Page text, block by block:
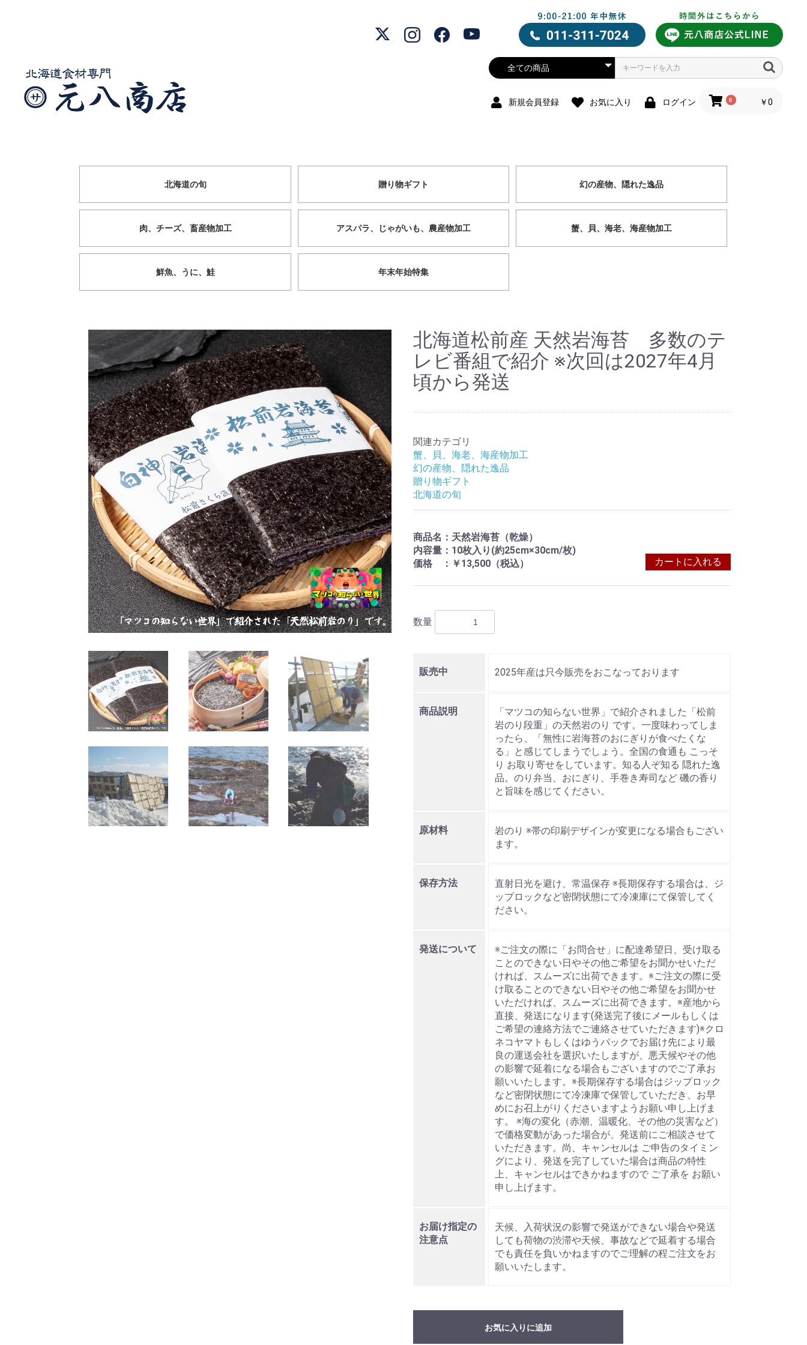
新規会員登録 お気に入り ログイン 0 ￥0
北海道の旬 贈り物ギフト 幻の産物、隠れた逸品
肉、チーズ、畜産物加工 アスパラ、じゃがいも、農産物加工 蟹、貝、海老、海産物加工
鮮魚、うに、鮭 年末年始特集
北海道松前産 天然岩海苔 多数のテ
レビ番組で紹介 ※次回は2027年4月
頃から発送
関連カテゴリ
蟹、貝、海老、海産物加工
幻の産物、隠れた逸品
贈り物ギフト
北海道の旬
商品名： 天然岩海苔（乾燥）
内容量： 10枚入り(約25cm×30cm/枚)
価格 ： ￥13,500 （税込） カートに入れる
数量
販売中 2025年産は只今販売をおこなっております
商品説明
「マツコの知らない世界」で紹介されました「松前
岩のり段重」の天然岩のり です。一度味わってしま
ったら、「無性に岩海苔のおにぎりが食べたくな
る」と感じてしまうでしょう。全国の食通も こっそ
り お取り寄せをしています。知る人ぞ知る 隠れた逸
品。のり弁当、おにぎり、手巻き寿司など 磯の香り
と旨味を感じてください。
原材料
岩のり ※帯の印刷デザインが変更になる場合もござい
ます。
保存方法
直射日光を避け、常温保存 ※長期保存する場合は、ジ
ップロックなど密閉状態にて冷凍庫にて保管してく
ださい。
発送について
※ご注文の際に「お問合せ」に配達希望日、受け取る
ことのできない日やその他ご希望をお聞かせいただ
ければ、スムーズに出荷できます。※ご注文の際に受
け取ることのできない日やその他ご希望をお聞かせ
いただければ、スムーズに出荷できます。※産地から
直接、発送になります(発送完了後にメールもしくは
ご希望の連絡方法でご連絡させていただきます)※クロ
ネコヤマトもしくはゆうパックでお届け先により最
良の運送会社を選択いたしますが、悪天候やその他
の影響で延着になる場合もございますのでご了承お
願いいたします。※長期保存する場合はジップロック
など密閉状態にて冷凍庫で保管していただき、お早
めにお召上がりくださいますようお願い申し上げま
す。 ※海の変化（赤潮、温暖化、その他の災害など）
で価格変動があった場合が、発送前にご相談させて
いただきます。尚、キャンセルは ご申告のタイミン
グにより、発送を完了していた場合は商品の特性
上、キャンセルはできかねますので ご了承を お願い
申し上げます。
お届け指定の
注意点
天候、入荷状況の影響で発送ができない場合や発送
しても荷物の渋滞や天候、事故などで延着する場合
でも責任を負いかねますのでご理解の程ご注文をお
願いいたします。
お気に入りに追加